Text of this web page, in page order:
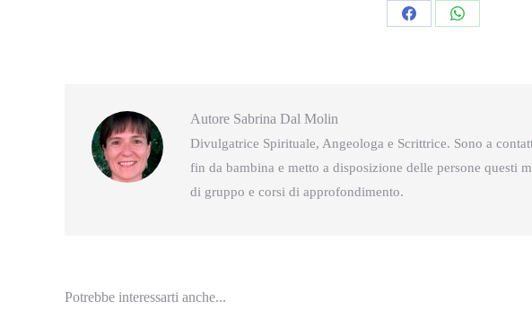
CondividiCondividi
Autore Sabrina Dal Molin
Divulgatrice Spirituale, Angeologa e Scrittrice. Sono a
fin da bambina e metto a disposizione delle persone
di gruppo e corsi di approfondimento.
Potrebbe interessarti anche...